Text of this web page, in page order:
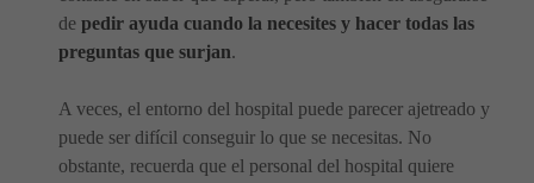
de pedir ayuda cuando la necesites y hacer todas las
preguntas que surjan.
A veces, el entorno del hospital puede parecer ajetreado y
puede ser difícil conseguir lo que se necesitas. No
obstante, recuerda que el personal del hospital quiere